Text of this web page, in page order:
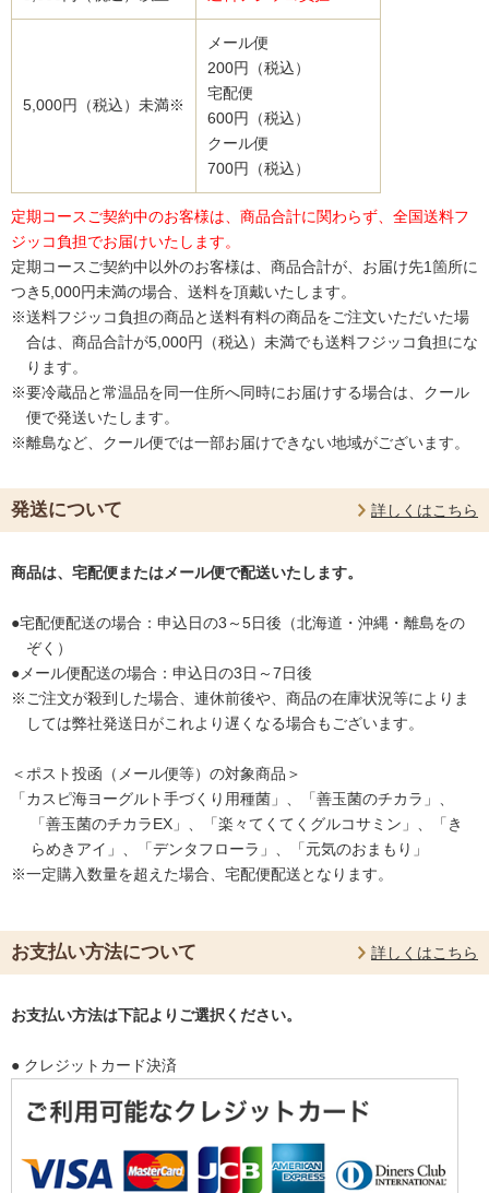
5,000円（税込）未満※
メール便
200円（税込）
宅配便
600円（税込）
クール便
700円（税込）
定期コースご契約中のお客様は、商品合計に関わらず、全国送料フ
ジッコ負担でお届けいたします。
定期コースご契約中以外のお客様は、商品合計が、お届け先1箇所に
つき5,000円未満の場合、送料を頂戴いたします。
※送料フジッコ負担の商品と送料有料の商品をご注文いただいた場
合は、商品合計が5,000円（税込）未満でも送料フジッコ負担にな
ります。
※要冷蔵品と常温品を同一住所へ同時にお届けする場合は、クール
便で発送いたします。
※離島など、クール便では一部お届けできない地域がございます。
発送について 詳しくはこちら
商品は、宅配便またはメール便で配送いたします。
●宅配便配送の場合：申込日の3～5日後（北海道・沖縄・離島をの
ぞく）
●メール便配送の場合：申込日の3日～7日後
※ご注文が殺到した場合、連休前後や、商品の在庫状況等によりま
しては弊社発送日がこれより遅くなる場合もございます。
＜ポスト投函（メール便等）の対象商品＞
「カスピ海ヨーグルト手づくり用種菌」、「善玉菌のチカラ」、
「善玉菌のチカラEX」、「楽々てくてくグルコサミン」、「き
らめきアイ」、「デンタフローラ」、「元気のおまもり」
※一定購入数量を超えた場合、宅配便配送となります。
お支払い方法について 詳しくはこちら
お支払い方法は下記よりご選択ください。
● クレジットカード決済